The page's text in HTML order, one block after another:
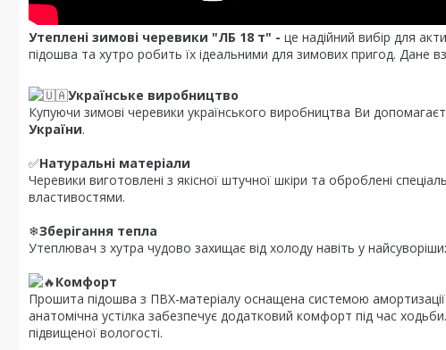
Утеплені зимові черевики "ЛБ 18 т" - це надійний вибір для
підошва та хутро робить їх ідеальними для зимових пригод. Дане
Українське виробництво
Купуючи зимові черевики українського виробництва Ви
України.
✅Натуральні матеріали
Черевики виготовлені з якісної штучної шкіри та оброблені
властивостями.
❄Зберігання тепла
Утеплювач з хутра чудово захищає від холоду навіть у
Комфорт
Прошита підошва з ПВХ-матеріалу оснащена системою
анатомічна устілка забезпечує додатковий комфорт під час
підвищеної вологості.